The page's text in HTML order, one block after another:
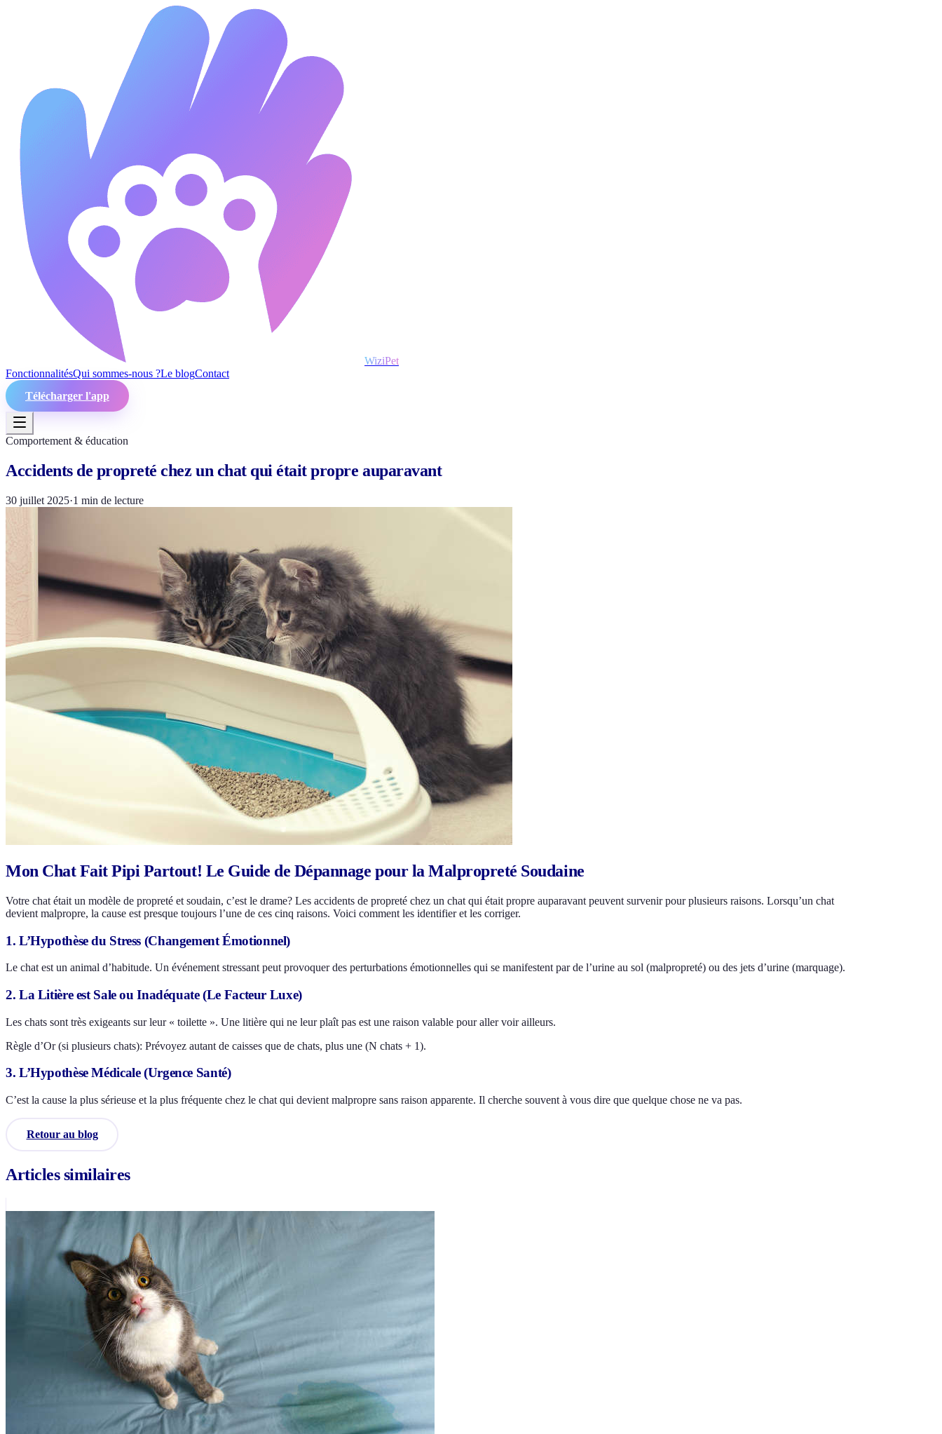
WiziPet
FonctionnalitésQui sommes-nous ?Le blogContact
Télécharger l'app
Comportement & éducation
Accidents de propreté chez un chat qui était propre auparavant
30 juillet 2025·1 min de lecture
Mon Chat Fait Pipi Partout! Le Guide de Dépannage pour la Malpropreté Soudaine
Votre chat était un modèle de propreté et soudain, c’est le drame? Les accidents de propreté chez un chat qui était propre auparavant peuvent survenir pour plusieurs raisons. Lorsqu’un chat
devient malpropre, la cause est presque toujours l’une de ces cinq raisons. Voici comment les identifier et les corriger.
1. L’Hypothèse du Stress (Changement Émotionnel)
Le chat est un animal d’habitude. Un événement stressant peut provoquer des perturbations émotionnelles qui se manifestent par de l’urine au sol (malpropreté) ou des jets d’urine (marquage).
2. La Litière est Sale ou Inadéquate (Le Facteur Luxe)
Les chats sont très exigeants sur leur « toilette ». Une litière qui ne leur plaît pas est une raison valable pour aller voir ailleurs.
Règle d’Or (si plusieurs chats): Prévoyez autant de caisses que de chats, plus une (N chats + 1).
3. L’Hypothèse Médicale (Urgence Santé)
C’est la cause la plus sérieuse et la plus fréquente chez le chat qui devient malpropre sans raison apparente. Il cherche souvent à vous dire que quelque chose ne va pas.
Retour au blog
Articles similaires